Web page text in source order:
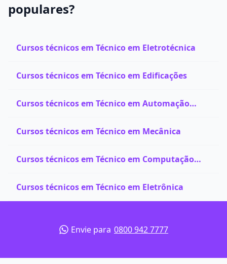
populares?
Cursos técnicos em Técnico em Eletrotécnica
Cursos técnicos em Técnico em Edificações
Cursos técnicos em Técnico em Automação
Cursos técnicos em Técnico em Mecânica
Cursos técnicos em Técnico em Computação
Cursos técnicos em Técnico em Eletrônica
Envie para 0800 942 7777